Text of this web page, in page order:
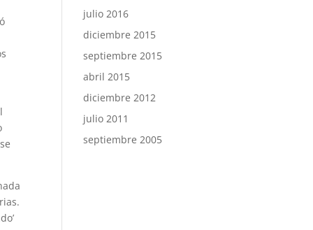
julio 2016
diciembre 2015
septiembre 2015
abril 2015
diciembre 2012
julio 2011
septiembre 2005